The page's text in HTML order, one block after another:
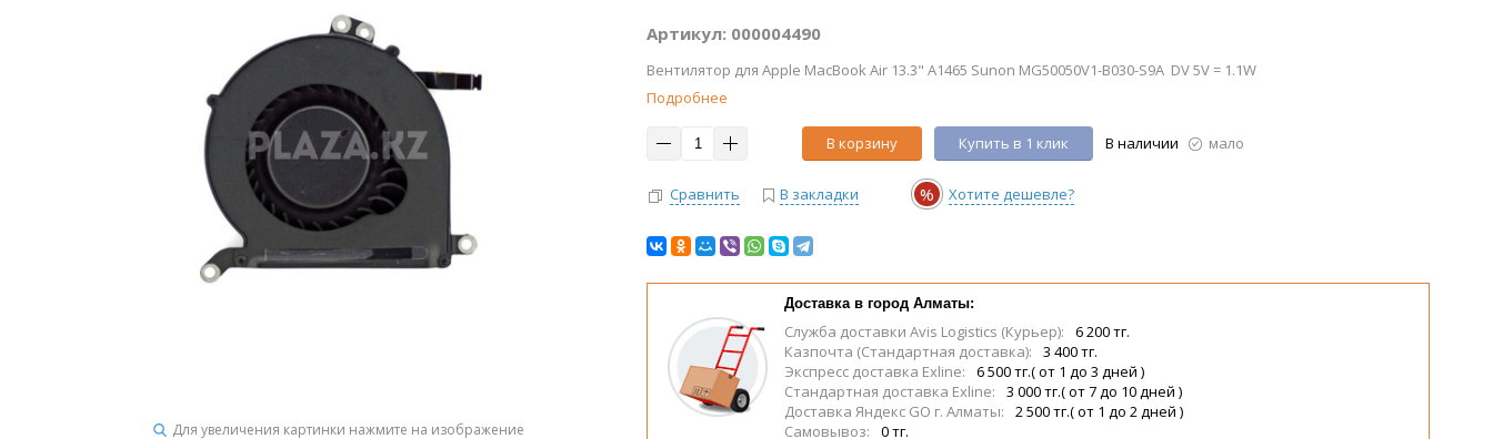
Для увеличения картинки нажмите на изображение
Артикул: 000004490
Вентилятор для Apple MacBook Air 13.3" A1465 Sunon MG50050V1-B030-S9A DV 5V = 1.1W
Подробнее
В корзину Купить в 1 клик В наличии мало
Сравнить В закладки % Хотите дешевле?
Доставка в город Алматы:
Служба доставки Avis Logistics (Курьер):
6 200 тг.
Казпочта (Стандартная доставка):
3 400 тг.
Экспресс доставка Exline:
6 500 тг.( от 1 до 3 дней )
Стандартная доставка Exline:
3 000 тг.( от 7 до 10 дней )
Доставка Яндекс GO г. Алматы:
2 500 тг.( от 1 до 2 дней )
Самовывоз:
0 тг.